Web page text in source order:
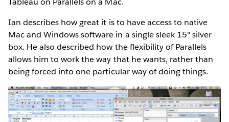
Ian describes how great it is to have access to native
Mac and Windows software in a single sleek 15" silver
box. He also described how the flexibility of Parallels
allows him to work the way that he wants, rather than
being forced into one particular way of doing things.